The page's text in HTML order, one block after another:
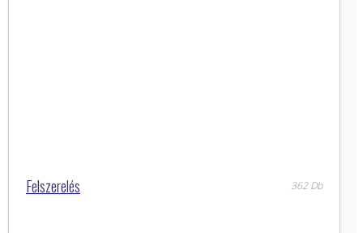
Felszerelés 362 Db